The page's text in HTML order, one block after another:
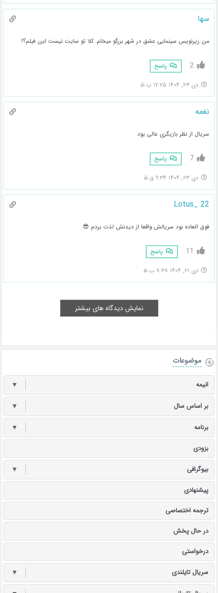
سها
من زیرنویس سینمایی عشق در شهر بزرگو میخام. کلا تو سایت نیست این فیلم؟!
2 پاسخ
دی ۲۳, ۱۴۰۴ ۱۲:۲۵ ب.ظ
نغمه
سریال از نظر بازیگری عالی یود
7 پاسخ
دی ۲۳, ۱۴۰۴ ۹:۳۴ ق.ظ
Lotus_ 22
فوق العاده بود سریالش.واقعا از دیدنش لذت بردم 😎
11 پاسخ
دی ۲۱, ۱۴۰۴ ۸:۳۸ ب.ظ
نمایش دیدگاه های بیشتر
موضوعات
انیمه ▼
بر اساس سال ▼
برنامه ▼
بزودی
بیوگرافی ▼
پیشنهادی
ترجمه اختصاصی
در حال پخش
درخواستی
سریال تایلندی ▼